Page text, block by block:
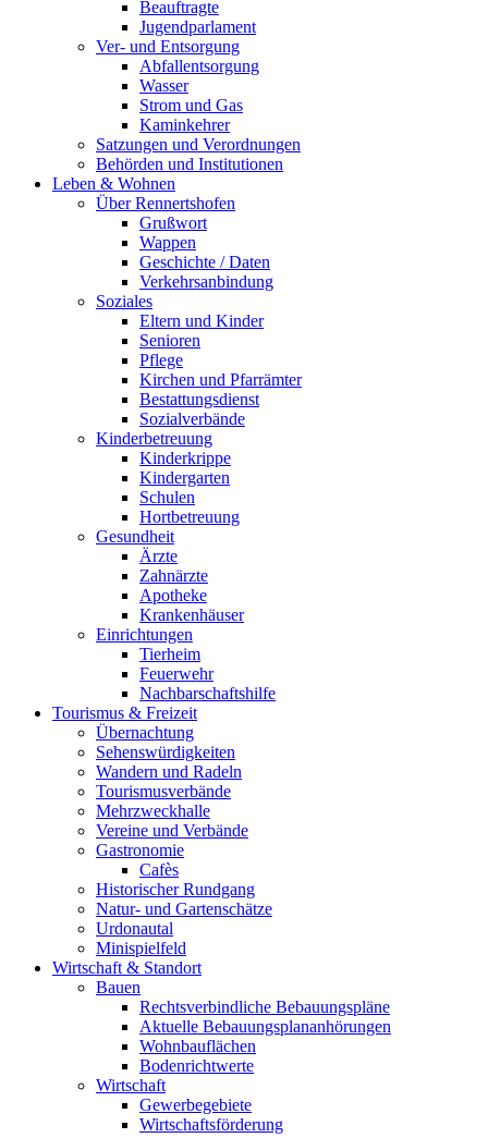
Beauftragte
Jugendparlament
Ver- und Entsorgung
Abfallentsorgung
Wasser
Strom und Gas
Kaminkehrer
Satzungen und Verordnungen
Behörden und Institutionen
Leben & Wohnen
Über Rennertshofen
Grußwort
Wappen
Geschichte / Daten
Verkehrsanbindung
Soziales
Eltern und Kinder
Senioren
Pflege
Kirchen und Pfarrämter
Bestattungsdienst
Sozialverbände
Kinderbetreuung
Kinderkrippe
Kindergarten
Schulen
Hortbetreuung
Gesundheit
Ärzte
Zahnärzte
Apotheke
Krankenhäuser
Einrichtungen
Tierheim
Feuerwehr
Nachbarschaftshilfe
Tourismus & Freizeit
Übernachtung
Sehenswürdigkeiten
Wandern und Radeln
Tourismusverbände
Mehrzweckhalle
Vereine und Verbände
Gastronomie
Cafès
Historischer Rundgang
Natur- und Gartenschätze
Urdonautal
Minispielfeld
Wirtschaft & Standort
Bauen
Rechtsverbindliche Bebauungspläne
Aktuelle Bebauungsplananhörungen
Wohnbauflächen
Bodenrichtwerte
Wirtschaft
Gewerbegebiete
Wirtschaftsförderung